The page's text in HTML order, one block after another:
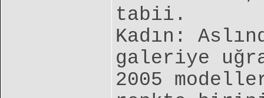
tabii.
Kadın:
galeriye
2005